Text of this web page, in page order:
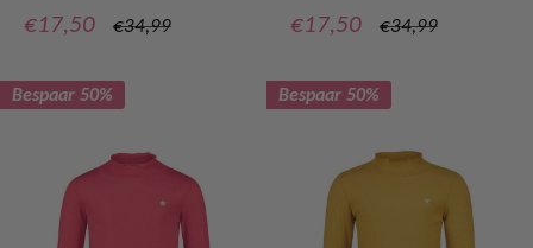
Verkoopprijs
€17,50
Normale
€34,99 Verkoopprijs
€17,50
Normale
€34,99
Bespaar 50% Bespaar 50%